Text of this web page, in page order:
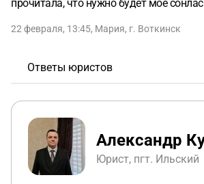
прочитала, что нужно будет мое
22 февраля, 13:45, Мария, г. Воткинск
Ответы юристов
Александр
Юрист, пгт. Ильский